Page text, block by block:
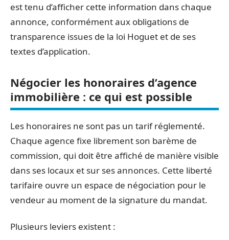
est tenu d’afficher cette information dans chaque
annonce, conformément aux obligations de
transparence issues de la loi Hoguet et de ses
textes d’application.
Négocier les honoraires d’agence
immobilière : ce qui est possible
Les honoraires ne sont pas un tarif réglementé.
Chaque agence fixe librement son barème de
commission, qui doit être affiché de manière visible
dans ses locaux et sur ses annonces. Cette liberté
tarifaire ouvre un espace de négociation pour le
vendeur au moment de la signature du mandat.
Plusieurs leviers existent :